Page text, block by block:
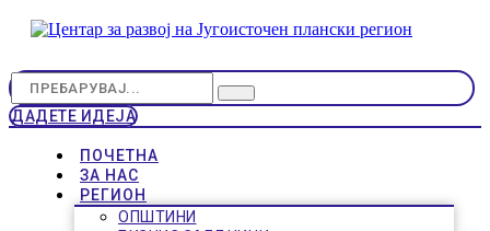
ДАДЕТЕ ИДЕЈА
ПОЧЕТНА
ЗА НАС
РЕГИОН
ОПШТИНИ